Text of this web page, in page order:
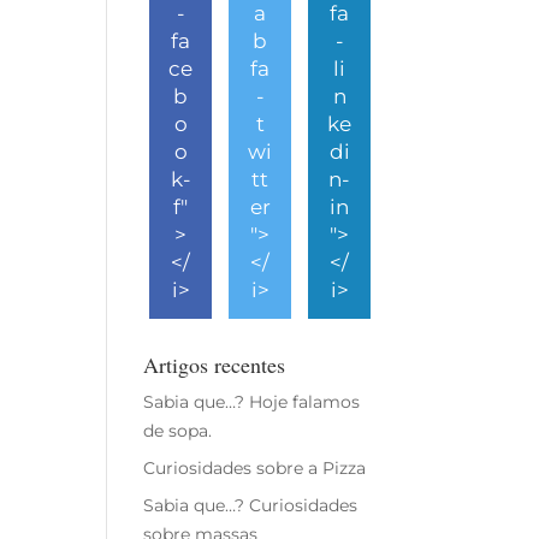
-
fa
ce
b
o
o
k-
f"
>
</
i>
a
b
fa
-
t
wi
tt
er
">
</
i>
fa
-
li
n
ke
di
n-
in
">
</
i>
Artigos recentes
Sabia que…? Hoje falamos
de sopa.
Curiosidades sobre a Pizza
Sabia que…? Curiosidades
sobre massas